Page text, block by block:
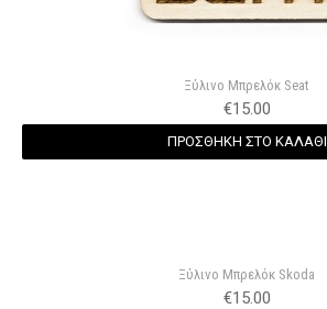
Ξύλινο Μπρελόκ Seat
€15.00
ΠΡΟΣΘΗΚΗ ΣΤΟ ΚΑΛΑΘΙ
Ξύλινο Μπρελόκ Skoda
€15.00